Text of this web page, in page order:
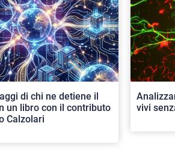
di chi ne detiene il
un libro con il contributo
Calzolari
vivi